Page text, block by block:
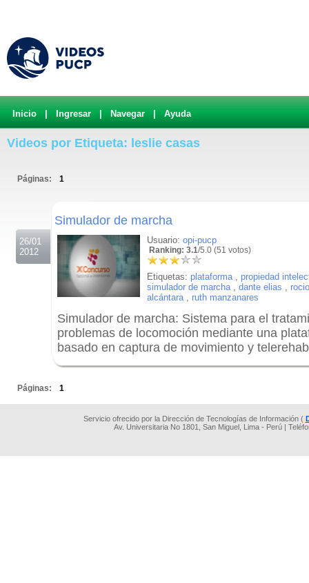
Inicio Ingresar Navegar Ayuda
Videos por Etiqueta: leslie casas
Páginas: 1
26/01
2012
Simulador de marcha
Usuario: opi-pucp
Ranking: 3.1/5.0 (51 votos)
Etiquetas: plataforma, propiedad
simulador de marcha, dante elias ,
alcántara, ruth manzanares
Simulador de marcha: Sistema para el
problemas de locomoción mediante una
basado en captura de movimiento y
Páginas: 1
Servicio ofrecido por la Dirección de Tecnologías de Información (
Av. Universitaria No 1801, San Miguel, Lima - Perú |